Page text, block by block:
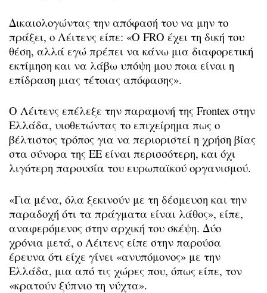
Δικαιολογώντας την απόφασή του να μην το
πράξει, ο Λέιτενς είπε: «Ο FRO έχει τη δική του
θέση, αλλά εγώ πρέπει να κάνω μια διαφορετική
εκτίμηση και να λάβω υπόψη μου ποια είναι η
επίδραση μιας τέτοιας απόφασης».
Ο Λέιτενς επέλεξε την παραμονή της Frontex στην
Ελλάδα, υιοθετώντας το επιχείρημα πως ο
βέλτιστος τρόπος για να περιοριστεί η χρήση βίας
στα σύνορα της ΕΕ είναι περισσότερη, και όχι
λιγότερη παρουσία του ευρωπαϊκού οργανισμού.
«Για μένα, όλα ξεκινούν με τη δέσμευση και την
παραδοχή ότι τα πράγματα είναι λάθος», είπε,
αναφερόμενος στην αρχική του σκέψη. Δύο
χρόνια μετά, ο Λέιτενς είπε στην παρούσα
έρευνα ότι είχε γίνει «ανυπόμονος» με την
Ελλάδα, μια από τις χώρες που, όπως είπε, τον
«κρατούν ξύπνιο τη νύχτα».